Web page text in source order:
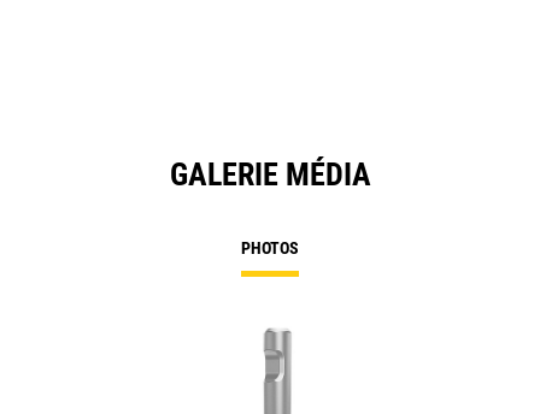
GALERIE MÉDIA
PHOTOS